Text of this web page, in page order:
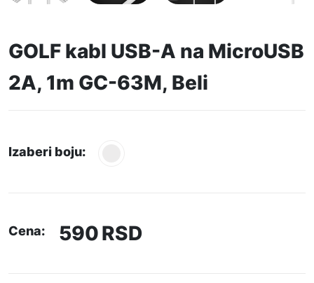
GOLF kabl USB-A na MicroUSB
2A, 1m GC-63M, Beli
Izaberi boju:
Cena: 590RSD